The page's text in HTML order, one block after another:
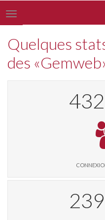
Toggle
navigation
Quelques
des